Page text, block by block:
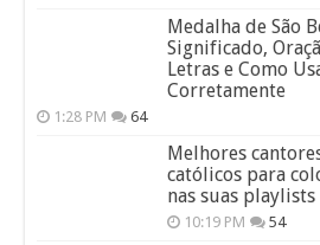
Medalha de São
Significado,
Letras e Como
Corretamente
1:28 PM 64
Melhores
católicos para
nas suas playlists
10:19 PM 54